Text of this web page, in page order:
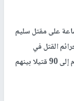
هذه الجريمة في أم الفحم بعد أقل من 24 ساعة على مقتل سليم
القتل في
المجتمع العربي منذ مطلع العام 2021 ولغاية اليوم إلى 90 قتيلا بينهم